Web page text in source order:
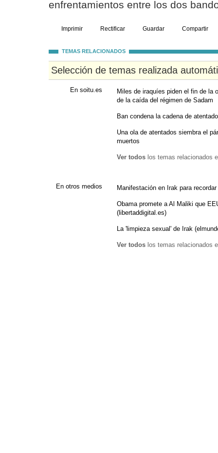
enfrentamientos entre los dos
Imprimir Rectificar Guardar Compartir
TEMAS RELACIONADOS
Selección de temas realizada
En soitu.es
Miles de iraquíes piden el fin de la
de la caída del régimen de Sadam
Ban condena la cadena de
Una ola de atentados siembra el
muertos
Ver todos los temas relacionados
En otros medios Manifestación en Irak para
Obama promete a Al Maliki que
(libertaddigital.es)
La 'limpieza sexual' de Irak
Ver todos los temas relacionados